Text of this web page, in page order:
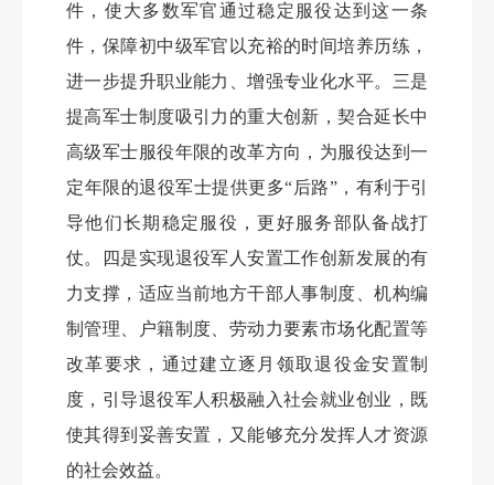
件，使大多数军官通过稳定服役达到这一条
件，保障初中级军官以充裕的时间培养历练，
进一步提升职业能力、增强专业化水平。三是
提高军士制度吸引力的重大创新，契合延长中
高级军士服役年限的改革方向，为服役达到一
定年限的退役军士提供更多“后路”，有利于引
导他们长期稳定服役，更好服务部队备战打
仗。四是实现退役军人安置工作创新发展的有
力支撑，适应当前地方干部人事制度、机构编
制管理、户籍制度、劳动力要素市场化配置等
改革要求，通过建立逐月领取退役金安置制
度，引导退役军人积极融入社会就业创业，既
使其得到妥善安置，又能够充分发挥人才资源
的社会效益。